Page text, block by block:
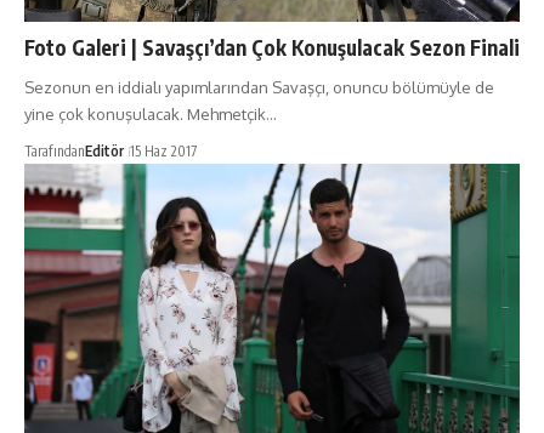
Foto Galeri | Savaşçı’dan Çok Konuşulacak Sezon Finali
Sezonun en iddialı yapımlarından Savaşçı, onuncu bölümüyle de
yine çok konuşulacak. Mehmetçik…
TarafındanEditör 15 Haz 2017